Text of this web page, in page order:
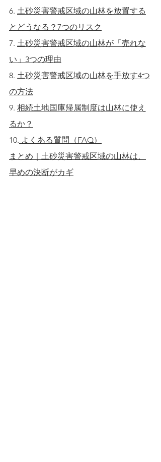
6. 土砂災害警戒区域の山林を放置する
とどうなる？7つのリスク
7. 土砂災害警戒区域の山林が「売れな
い」3つの理由
8. 土砂災害警戒区域の山林を手放す4つ
の方法
9. 相続土地国庫帰属制度は山林に使え
るか？
10. よくある質問（FAQ）
まとめ｜土砂災害警戒区域の山林は、
早めの決断がカギ